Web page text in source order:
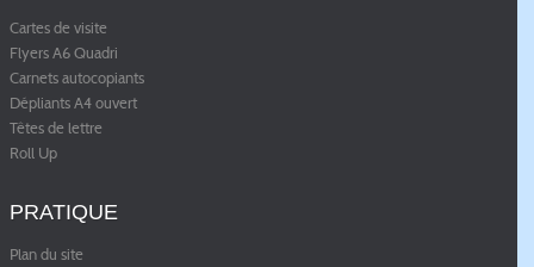
Cartes de visite
Flyers A6 Quadri
Carnets autocopiants
Dépliants A4 ouvert
Têtes de lettre
Roll Up
PRATIQUE
Plan du site